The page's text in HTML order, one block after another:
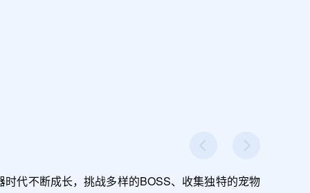
时代不断成长，挑战多样的BOSS、收集独特的宠物